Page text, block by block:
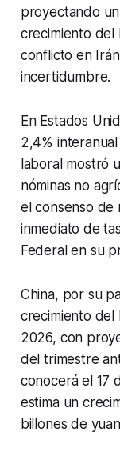
proyectando
crecimiento del
conflicto en
incertidumbre.
En Estados
2,4%
laboral mostró
nóminas no
el consenso
inmediato de
Federal en su
China, por su
crecimiento del
2026, con
del trimestre
conocerá el 17
estima un
billones de